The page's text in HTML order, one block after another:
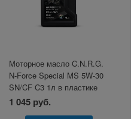
Моторное масло C.N.R.G.
N-Force Special MS 5W-30
SN/CF C3 1л в пластике
1 045 руб.